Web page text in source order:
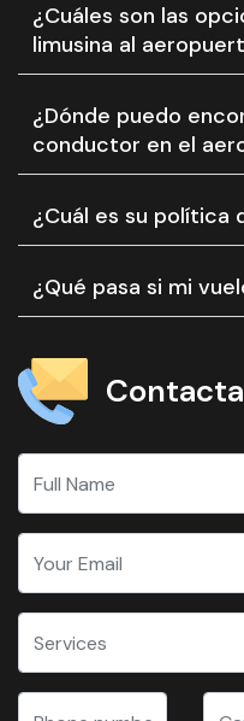
¿Cuáles son las
limusina al
¿Dónde puedo
conductor en el
¿Cuál es su política
¿Qué pasa si mi